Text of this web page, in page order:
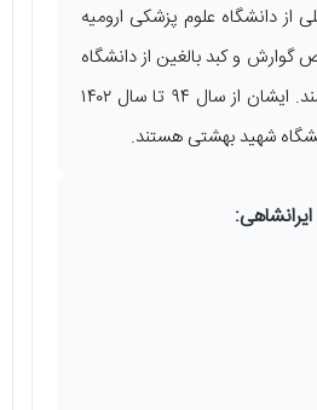
دانشگاه علوم پزشکی ارومیه
و کبد بالغین از دانشگاه
شهید بهشتی می باشند. ایشان از سال ۹۴ تا سال ۱۴۰۲
شهید بهشتی هستند.